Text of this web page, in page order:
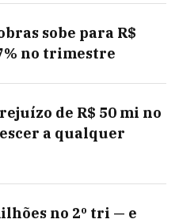
sobe para R$
no trimestre
de R$ 50 mi no
a qualquer
no 2º tri — e